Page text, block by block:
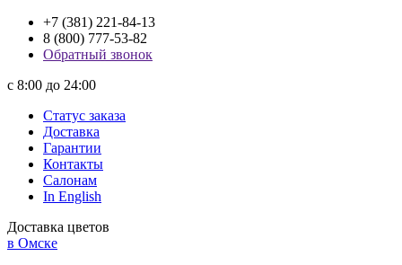
+7 (381) 221-84-13
8 (800) 777-53-82
Обратный звонок
с 8:00 до 24:00
Статус заказа
Доставка
Гарантии
Контакты
Салонам
In English
Доставка цветов
в Омске